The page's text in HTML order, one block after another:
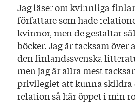
Jag läser om kvinnliga
författare som hade
kvinnor, men de gestaltar
böcker. Jag är tacksam
den finlandssvenska
men jag är allra mest
privilegiet att kunna skildra
relation så här öppet i min